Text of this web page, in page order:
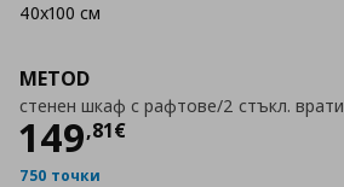
METOD
стенен шкаф с рафтове/2 стъкл. врати
149,81€
Цена
750 точки
40x100 см